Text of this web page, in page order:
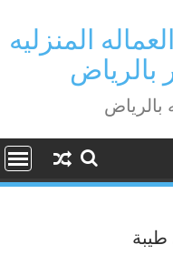
تأجير العماله المنزليه
بالرياض
بالرياض